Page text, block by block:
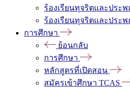
ร้องเรียนทุจริตและประ
ร้องเรียนทุจริตและประ
การศึกษา
ย้อนกลับ
การศึกษา
หลักสูตรที่เปิดสอน
สมัครเข้าศึกษา TCAS